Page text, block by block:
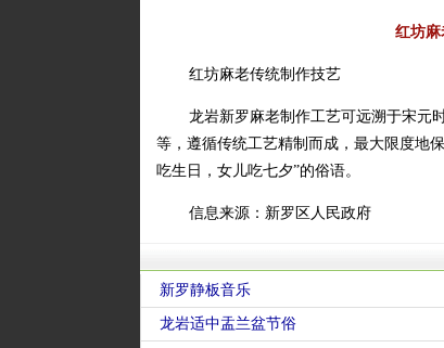
红坊麻
红坊麻老传统制作技艺
龙岩新罗麻老制作工艺可远溯于宋元
等，遵循传统工艺精制而成，最大限度地
吃生日，女儿吃七夕”的俗语。
信息来源：新罗区人民政府
新罗静板音乐
龙岩适中盂兰盆节俗